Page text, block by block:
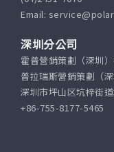
Email:
深圳分公司
霍普營銷策劃（深圳
普拉瑞斯營銷策劃（
深圳市坪山区坑梓街
+86-755-8177-5465